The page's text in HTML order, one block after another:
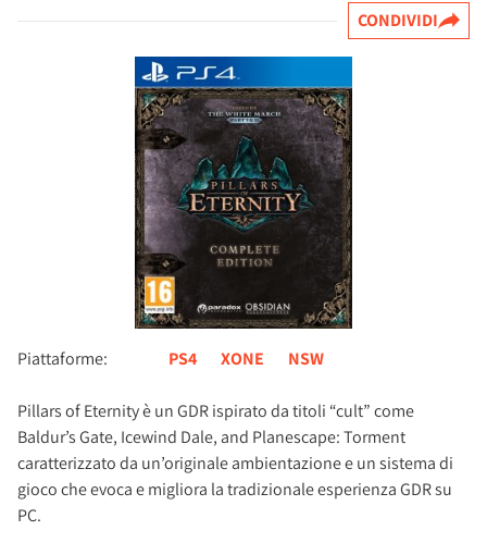
CONDIVIDI
Piattaforme: PS4 XONE NSW
Pillars of Eternity è un GDR ispirato da titoli “cult” come
Baldur’s Gate, Icewind Dale, and Planescape: Torment
caratterizzato da un’originale ambientazione e un sistema di
gioco che evoca e migliora la tradizionale esperienza GDR su
PC.